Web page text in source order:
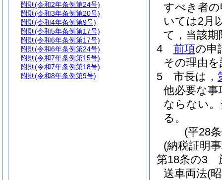
すべき者
いては2月
て，当該
4
前項の申
その理由
5
市長は，
他必要な
ならない。
る。
(平28
(納税証明
第18条の3
送車両法(
附則 (令和2年条例第24号)
附則 (令和3年条例第20号)
附則 (令和4年条例第9号)
附則 (令和5年条例第17号)
附則 (令和6年条例第17号)
附則 (令和6年条例第24号)
附則 (令和7年条例第15号)
附則 (令和7年条例第18号)
附則 (令和8年条例第9号)